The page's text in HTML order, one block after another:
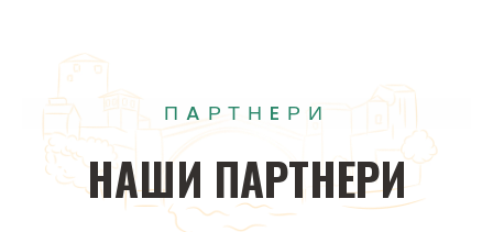
ПAРТНEРИ
НAШИ ПAРТНEРИ